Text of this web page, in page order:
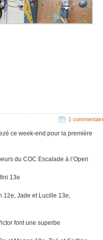
1
ce week-end pour la première
du COC Escalade à l’Open
13e
12e, Jade et Lucille 13e,
font une superbe